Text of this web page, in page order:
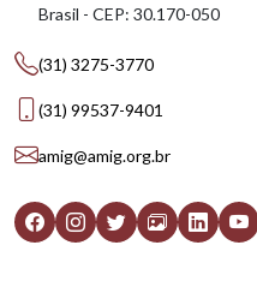
Brasil - CEP: 30.170-050
(31) 3275-3770
(31) 99537-9401
amig@amig.org.br